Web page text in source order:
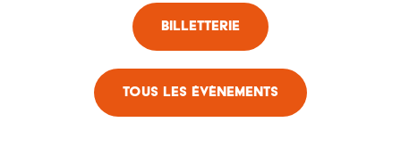
Billetterie
Tous les évènements